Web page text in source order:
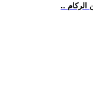
الركام